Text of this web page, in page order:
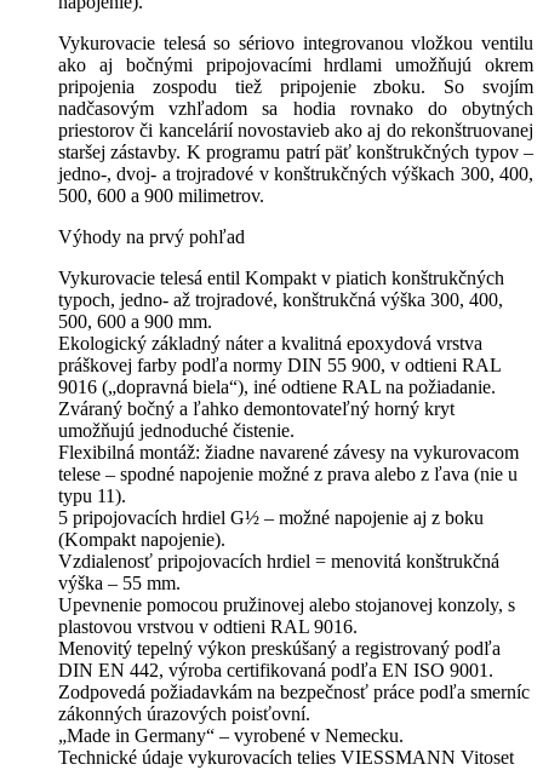
Vykurovacie telesá so sériovo integrovanou vložkou ventilu
ako aj bočnými pripojovacími hrdlami umožňujú okrem
pripojenia zospodu tiež pripojenie zboku. So svojím
nadčasovým vzhľadom sa hodia rovnako do obytných
priestorov či kancelárií novostavieb ako aj do rekonštruovanej
staršej zástavby. K programu patrí päť konštrukčných typov –
jedno-, dvoj- a trojradové v konštrukčných výškach 300, 400,
500, 600 a 900 milimetrov.
Výhody na prvý pohľad
Vykurovacie telesá entil Kompakt v piatich konštrukčných
typoch, jedno- až trojradové, konštrukčná výška 300, 400,
500, 600 a 900 mm.
Ekologický základný náter a kvalitná epoxydová vrstva
práškovej farby podľa normy DIN 55 900, v odtieni RAL
9016 („dopravná biela“), iné odtiene RAL na požiadanie.
Zváraný bočný a ľahko demontovateľný horný kryt
umožňujú jednoduché čistenie.
Flexibilná montáž: žiadne navarené závesy na vykurovacom
telese – spodné napojenie možné z prava alebo z ľava (nie u
typu 11).
5 pripojovacích hrdiel G½ – možné napojenie aj z boku
(Kompakt napojenie).
Vzdialenosť pripojovacích hrdiel = menovitá konštrukčná
výška – 55 mm.
Upevnenie pomocou pružinovej alebo stojanovej konzoly, s
plastovou vrstvou v odtieni RAL 9016.
Menovitý tepelný výkon preskúšaný a registrovaný podľa
DIN EN 442, výroba certifikovaná podľa EN ISO 9001.
Zodpovedá požiadavkám na bezpečnosť práce podľa smerníc
zákonných úrazových poisťovní.
„Made in Germany“ – vyrobené v Nemecku.
Technické údaje vykurovacích telies VIESSMANN Vitoset